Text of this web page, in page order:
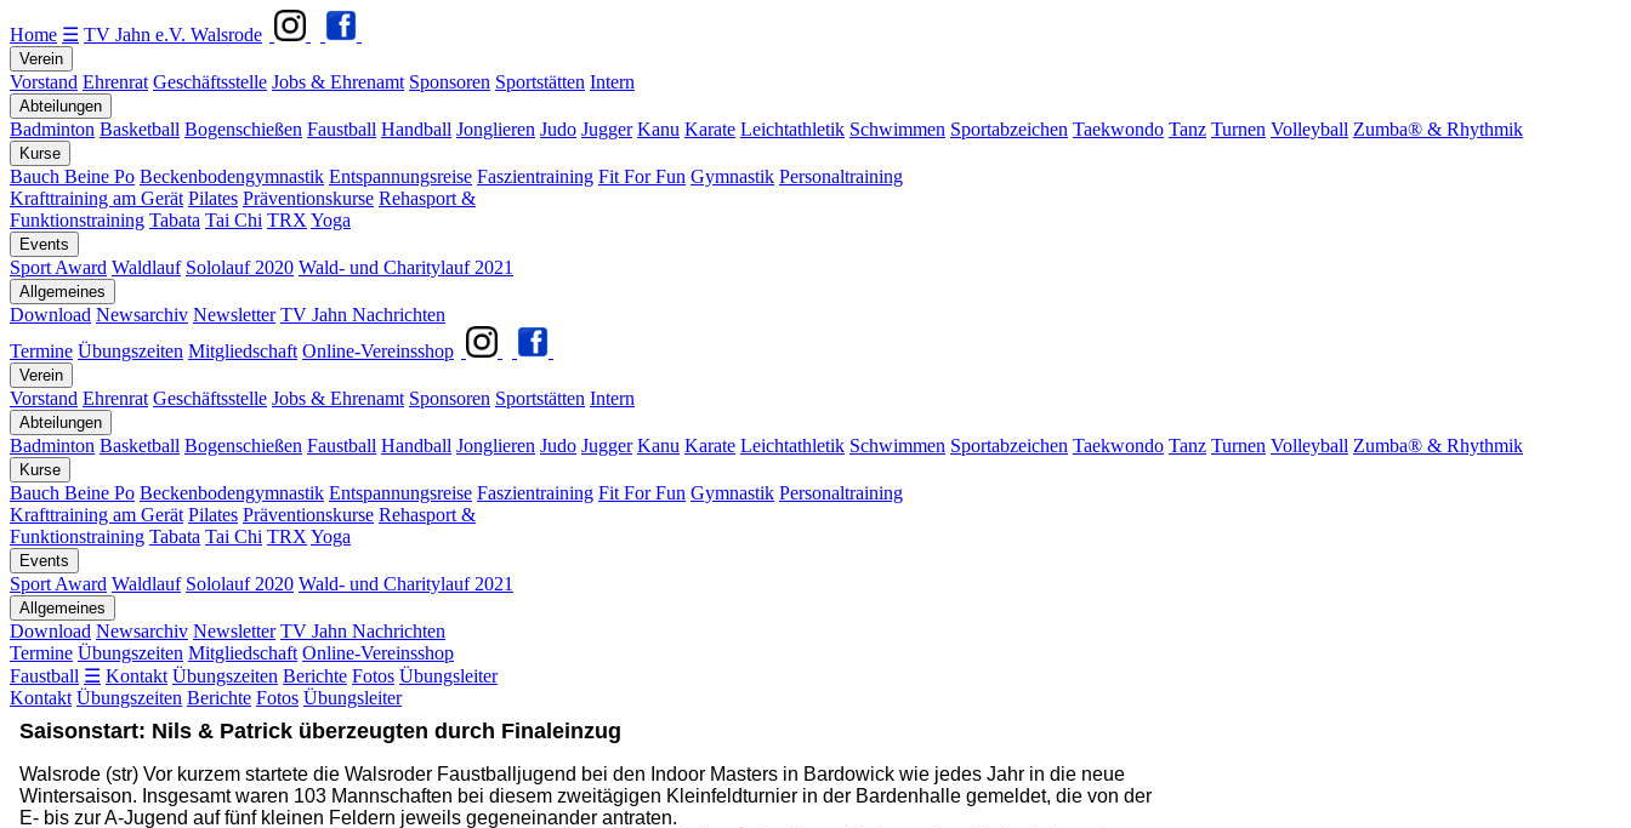
Home ☰ TV Jahn e.V. Walsrode
Verein
Vorstand Ehrenrat Geschäftsstelle Jobs & Ehrenamt Sponsoren Sportstätten Intern
Abteilungen
Badminton Basketball Bogenschießen Faustball Handball Jonglieren Judo Jugger Kanu Karate Leichtathletik Schwimmen Sportabzeichen Taekwondo Tanz Turnen Volleyball Zumba® & Rhythmik
Kurse
Bauch Beine Po Beckenbodengymnastik Entspannungsreise Faszientraining Fit For Fun Gymnastik Personaltraining
Krafttraining am Gerät Pilates Präventionskurse Rehasport &
Funktionstraining Tabata Tai Chi TRX Yoga
Events
Sport Award Waldlauf Sololauf 2020 Wald- und Charitylauf 2021
Allgemeines
Download Newsarchiv Newsletter TV Jahn Nachrichten
Termine Übungszeiten Mitgliedschaft Online-Vereinsshop
Verein
Vorstand Ehrenrat Geschäftsstelle Jobs & Ehrenamt Sponsoren Sportstätten Intern
Abteilungen
Badminton Basketball Bogenschießen Faustball Handball Jonglieren Judo Jugger Kanu Karate Leichtathletik Schwimmen Sportabzeichen Taekwondo Tanz Turnen Volleyball Zumba® & Rhythmik
Kurse
Bauch Beine Po Beckenbodengymnastik Entspannungsreise Faszientraining Fit For Fun Gymnastik Personaltraining
Krafttraining am Gerät Pilates Präventionskurse Rehasport &
Funktionstraining Tabata Tai Chi TRX Yoga
Events
Sport Award Waldlauf Sololauf 2020 Wald- und Charitylauf 2021
Allgemeines
Download Newsarchiv Newsletter TV Jahn Nachrichten
Termine Übungszeiten Mitgliedschaft Online-Vereinsshop
Faustball ☰ Kontakt Übungszeiten Berichte Fotos Übungsleiter
Kontakt Übungszeiten Berichte Fotos Übungsleiter